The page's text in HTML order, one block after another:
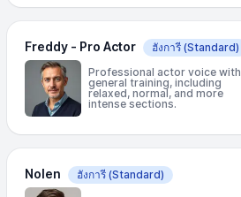
Freddy - Pro Actor ฮังการี (Standard)
Professional actor voice with
general training, including
relaxed, normal, and more
intense sections.
Nolen ฮังการี (Standard)